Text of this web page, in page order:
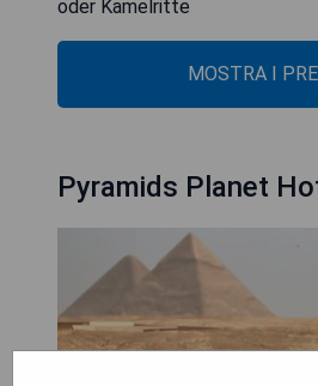
oder Kamelritte
MOSTRA I
Pyramids Planet